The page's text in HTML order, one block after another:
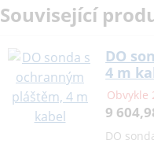
Související
DO
4 m
Obvykle
9
DO